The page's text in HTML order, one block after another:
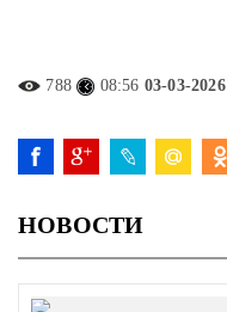
788 08:56 03-03-2026
НОВОСТИ